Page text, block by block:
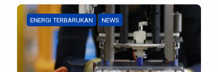
membawa efek samping yang sering diabaikan:
Harmonik. Distorsi harmonik bukan sekadar
gangguan teknis; ia adalah “pencuri senyap” yang
mengurangi umur pakai […]
ENERGI TERBARUKAN NEWS